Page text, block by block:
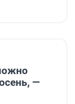
—